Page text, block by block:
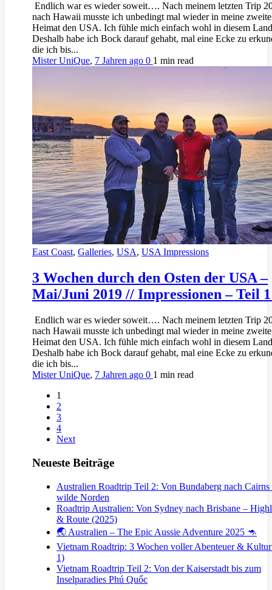
Endlich war es wieder soweit…. Nach meinem letzten Trip
nach Hawaii musste ich unbedingt mal wieder in meine zweite
Heimat den USA. Ich fühle mich einfach wohl in diesem
Deshalb habe ich Bock darauf gehabt, mal eine Ecke zu
die ich bis...
Mister UniQue, 7 Jahren ago 0 1 min read
East Coast, Galleries, USA, USA Impressions
3 Wochen durch den Osten der USA –
Mai/Juni 2019 // Impressionen – Teil
Endlich war es wieder soweit…. Nach meinem letzten Trip
nach Hawaii musste ich unbedingt mal wieder in meine zweite
Heimat den USA. Ich fühle mich einfach wohl in diesem
Deshalb habe ich Bock darauf gehabt, mal eine Ecke zu
die ich bis...
Mister UniQue, 7 Jahren ago 0 1 min read
1
2
3
4
Next
Neueste Beiträge
Australien Roadtrip Teil 2: Von Bundaberg nach
wilde Norden
Roadtrip Australien: Von Sydney nach Brisbane –
& Route (2025)
🌏 Australien – The Epic Aussie Adventure 2025 🦘
Vietnam Roadtrip: 3 Wochen voller Abenteuer &
1)
Vietnam Roadtrip Teil 2: Von der Kaiserstadt bis zum
Inselparadies Phú Quốc